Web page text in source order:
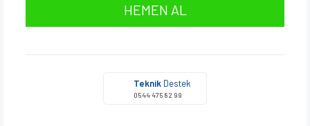
HEMEN AL
Teknik Destek
0544 475 82 99